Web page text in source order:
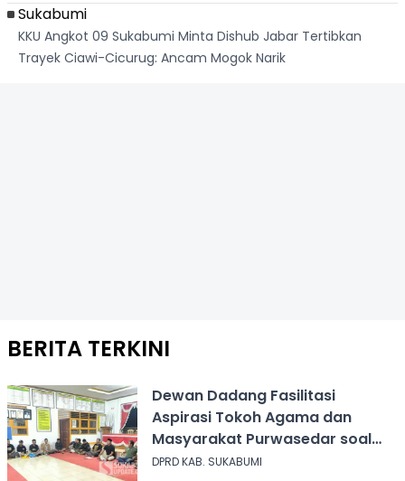
Sukabumi
KKU Angkot 09 Sukabumi Minta Dishub Jabar Tertibkan
Trayek Ciawi-Cicurug: Ancam Mogok Narik
BERITA TERKINI
Dewan Dadang Fasilitasi
Aspirasi Tokoh Agama dan
Masyarakat Purwasedar soal
Penolakan Konser Reggae
DPRD KAB. SUKABUMI